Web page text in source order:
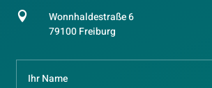

Wonnhaldestraße 6
79100 Freiburg